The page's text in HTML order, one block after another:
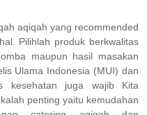
aqiqah yang recommended
Pilihlah produk berkwalitas
maupun hasil masakan
Ulama Indonesia (MUI) dan
kesehatan juga wajib Kita
penting yaitu kemudahan